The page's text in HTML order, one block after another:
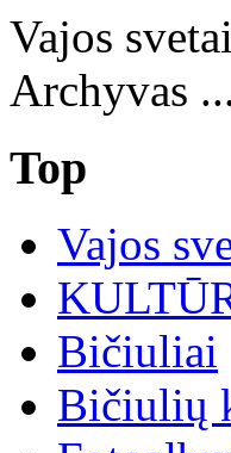
Vajos
Archyvas
Top
Vajos
Bičiuliai
Bičiulių